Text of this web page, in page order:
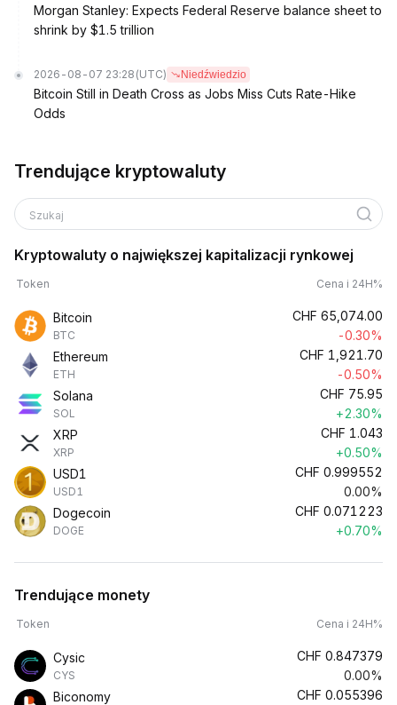
Morgan Stanley: Expects Federal Reserve balance sheet to
shrink by $1.5 trillion
2026-08-07 23:28 (UTC) Niedźwiedzio
Bitcoin Still in Death Cross as Jobs Miss Cuts Rate-Hike
Odds
Trendujące kryptowaluty
Szukaj
Kryptowaluty o największej kapitalizacji rynkowej
Token Cena i 24H%
Bitcoin
BTC
CHF 65,074.00
-0.30%
Ethereum
ETH
CHF 1,921.70
-0.50%
Solana
SOL
CHF 75.95
+2.30%
XRP
XRP
CHF 1.043
+0.50%
USD1
USD1
CHF 0.999552
0.00%
Dogecoin
DOGE
CHF 0.071223
+0.70%
Trendujące monety
Token Cena i 24H%
Cysic
CYS
CHF 0.847379
0.00%
Biconomy
CHF 0.055396